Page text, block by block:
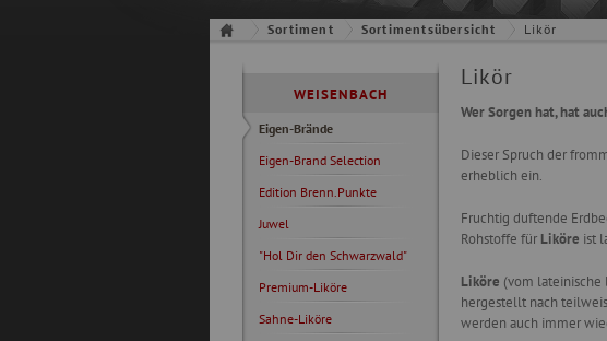
Sortiment Sortimentsübersicht Likör
Likör
Wer Sorgen hat, hat
Dieser Spruch der
erheblich ein.
Fruchtig duftende
Rohstoffe für Liköre ist
Liköre (vom lateinische
hergestellt nach
werden auch immer
WEISENBACH
Eigen-Brände
Eigen-Brand Selection
Edition Brenn.Punkte
Juwel
"Hol Dir den Schwarzwald"
Premium-Liköre
Sahne-Liköre